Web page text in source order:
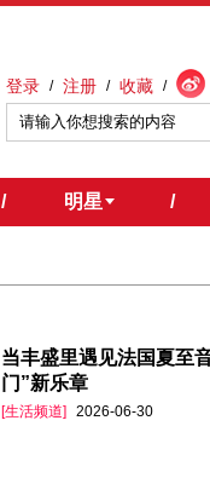
登录 / 注册 / 收藏 /
/ 明星 /
当丰盛里遇见法国夏至
门”新乐章
[生活频道] 2026-06-30